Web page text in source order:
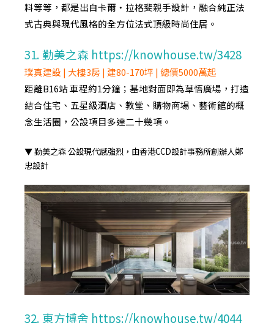
料等等，都是出自卡爾‧拉格斐親手設計，融合純正法
式古典與現代風格的全方位法式頂級時尚住居。
31. 勤美之森 https://knowhouse.tw/3428
璞真建設 | 大樓3房 | 建80-170坪 | 總價5000萬起
距離B16站 車程約1分鐘；基地對面即為草悟廣場，打造
結合住宅、五星級酒店、教堂、購物商場、藝術館的概
念生活圈，公設項目多達二十幾項。
▼ 勤美之森 公設現代感強烈，由香港CCD設計事務所創辦人鄭
忠設計
32. 東方博舍 https://knowhouse.tw/4044